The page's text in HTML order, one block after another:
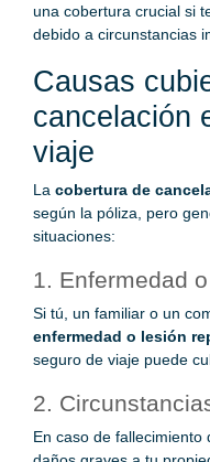
una cobertura crucial si
debido a circunstancias
Causas
cancelación
viaje
La cobertura de
según la póliza, pero
situaciones:
1. Enfermedad
Si tú, un familiar o un
enfermedad o lesión
seguro de viaje puede
2.
En caso de fallecimiento